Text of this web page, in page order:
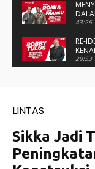
43:26
RE-
TULUS
29:53
16:37